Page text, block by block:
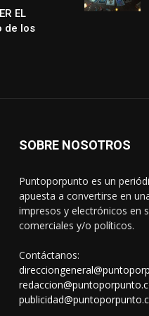
EL
de los
SOBRE NOSOTROS
Puntoporpunto es un
apuesta a convertirse en
impresos y electrónicos en
comerciales y/o políticos.
Contáctanos: